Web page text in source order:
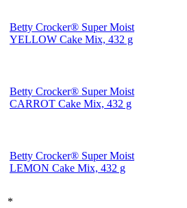
Betty Crocker® Super Moist
YELLOW Cake Mix, 432 g
Betty Crocker® Super Moist
CARROT Cake Mix, 432 g
Betty Crocker® Super Moist
LEMON Cake Mix, 432 g
*